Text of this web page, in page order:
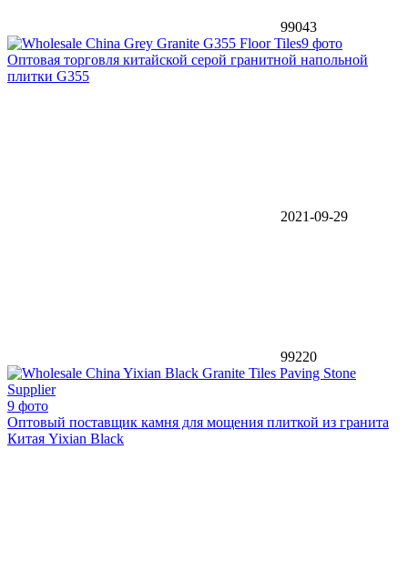
99043
9 фото
Оптовая торговля китайской серой гранитной напольной
плитки G355
2021-09-29
99220
9 фото
Оптовый поставщик камня для мощения плиткой из гранита
Китая Yixian Black